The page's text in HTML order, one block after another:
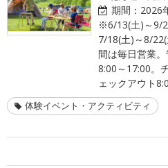
期間： 2026
※6/13(土)～9/
7/18(土)～8/
間は毎日営業
8:00～17:00。
ェックアウト
体験イベント・アクティビティ